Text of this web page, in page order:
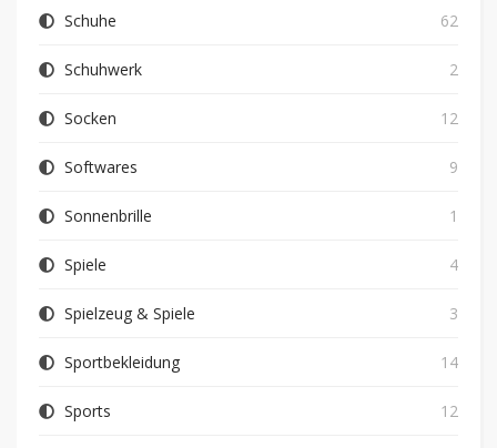
Schuhe 62
Schuhwerk 2
Socken 12
Softwares 9
Sonnenbrille 1
Spiele 4
Spielzeug & Spiele 3
Sportbekleidung 14
Sports 12